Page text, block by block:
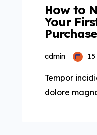
How to
Your
Purchase
admin
Tempor
dolore